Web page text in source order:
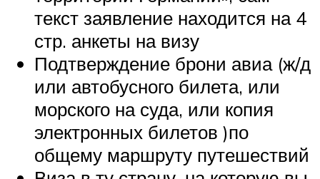
текст заявление находится на 4
стр. анкеты на визу
Подтверждение брони авиа (ж/д
или автобусного билета, или
морского на суда, или копия
электронных билетов )по
общему маршруту путешествий